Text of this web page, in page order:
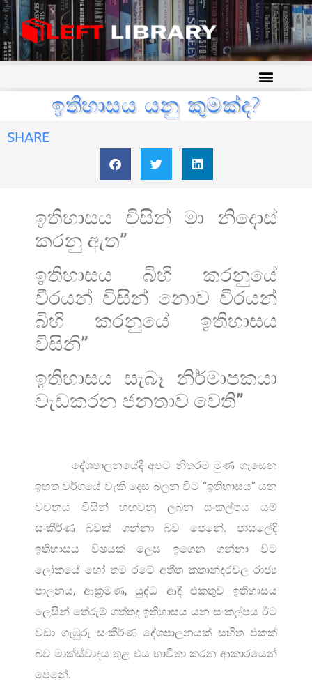
ඉතිහාසය යනු කුමක්ද?
SHARE
ඉතිහාසය විසින් මා නිදොස්
කරනු ඇත”
ඉතිහාසය බිහි කරනුයේ
වීරයන් විසින් නොව වීරයන්
බිහි කරනුයේ ඉතිහාසය
විසිනි”
ඉතිහාසය සැබෑ නිර්මාපකයා
වැඩකරන ජනතාව වෙති”
දේශපාලනයේදී අපට නිතරම මුණ ගැසෙන
ඉහත වර්ගයේ වැකි දෙස බලන විට “ඉතිහාසය” යන
වචනය විසින් හඟවනු ලබන සංකල්පය යම්
සංකීර්ණ බවක් ගන්නා බව පෙනේ. පාසලේදි
ඉතිහාසය විෂයක් ලෙස ඉගෙන ගන්නා විට
ලෝකයේ හෝ තම රටේ අතීත කතාන්දරවල රාජ්‍ය
පාලනය, ආක්‍රමණ, යුද්ධ ආදී එකතුව ඉතිහාසය
ලෙසින් තේරුම් ගත්තද ඉතිහාසය යන සංකල්පය ඊට
වඩා ගැඹුරු සංකීර්ණ දේශපාලනයක් සහිත එකක්
බව මාක්ස්වාදය තුළ එය භාවිතා කරන ආකාරයෙන්
පෙනේ.